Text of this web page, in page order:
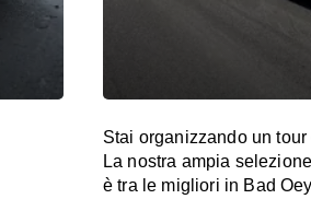
Stai organizzando un
La nostra ampia
è tra le migliori in Bad